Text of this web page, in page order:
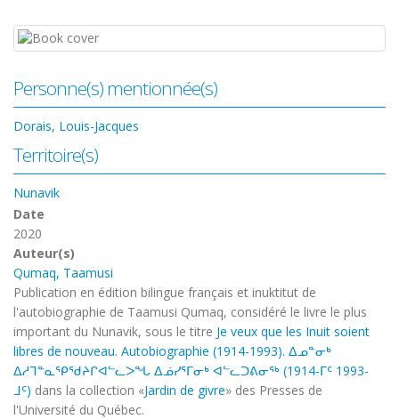
Personne(s) mentionnée(s)
Dorais, Louis-Jacques
Territoire(s)
Nunavik
Date
2020
Auteur(s)
Qumaq, Taamusi
Publication en édition bilingue français et inuktitut de
l'autobiographie de Taamusi Qumaq, considéré le livre le plus
important du Nunavik, sous le titre Je veux que les Inuit soient
libres de nouveau. Autobiographie (1914-1993). ᐃᓄᓐᓂᒃ
ᐃᓱᒣᓐᓇᕿᖁᔨᒋᐊᓪᓚᐳᖓ ᐃᓅᓯᕐᒥᓂᒃ ᐊᓪᓚᑐᕕᓂᖅ (1914-ᒥᑦ 1993-
ᒧᑦ) dans la collection «Jardin de givre» des Presses de
l'Université du Québec.